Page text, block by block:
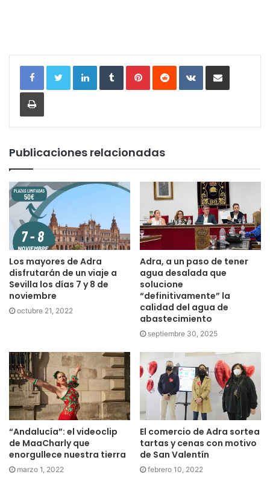
LinkedInTumblrPinterestReddit VKontakteCompartir por correo
Imprimir
Publicaciones relacionadas
Los mayores de Adra
disfrutarán de un viaje a
Sevilla los días 7 y 8 de
noviembre
octubre 21, 2022
Adra, a un paso de tener
agua desalada que
solucione
“definitivamente” la
calidad del agua de
abastecimiento
septiembre 30, 2025
“Andalucía”: el videoclip
de MaaCharly que
enorgullece nuestra tierra
marzo 1, 2022
El comercio de Adra sortea
tartas y cenas con motivo
de San Valentín
febrero 10, 2022